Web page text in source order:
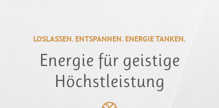
LOSLASSEN. ENTSPANNEN. ENERGIE TANKEN.
Energie für geistige
Höchstleistung